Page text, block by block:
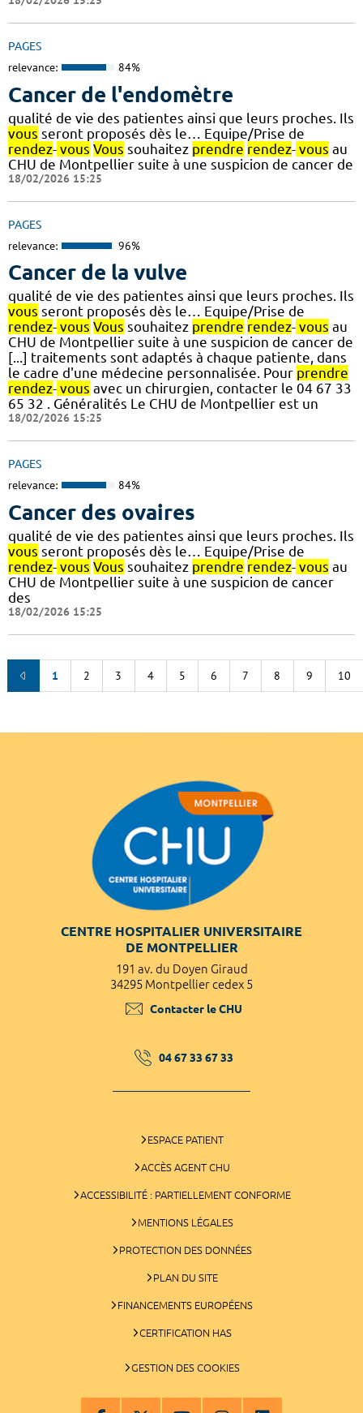
PAGES
relevance: 84%
Cancer de l'endomètre
qualité de vie des patientes ainsi que leurs proches. Ils
vous seront proposés dès le… Equipe/Prise de
rendez- vous Vous souhaitez prendre rendez- vous au
CHU de Montpellier suite à une suspicion de cancer de
18/02/2026 15:25
PAGES
relevance: 96%
Cancer de la vulve
qualité de vie des patientes ainsi que leurs proches. Ils
vous seront proposés dès le… Equipe/Prise de
rendez- vous Vous souhaitez prendre rendez- vous au
CHU de Montpellier suite à une suspicion de cancer de
[...] traitements sont adaptés à chaque patiente, dans
le cadre d'une médecine personnalisée. Pour prendre
rendez- vous avec un chirurgien, contacter le 04 67 33
65 32 . Généralités Le CHU de Montpellier est un
18/02/2026 15:25
PAGES
relevance: 84%
Cancer des ovaires
qualité de vie des patientes ainsi que leurs proches. Ils
vous seront proposés dès le… Equipe/Prise de
rendez- vous Vous souhaitez prendre rendez- vous au
CHU de Montpellier suite à une suspicion de cancer
des
18/02/2026 15:25
1 2 3 4 5 6 7 8 9 10
CENTRE HOSPITALIER UNIVERSITAIRE
DE MONTPELLIER
191 av. du Doyen Giraud
34295 Montpellier cedex 5
Contacter le CHU
04 67 33 67 33
ESPACE PATIENT
ACCÈS AGENT CHU
ACCESSIBILITÉ : PARTIELLEMENT CONFORME
MENTIONS LÉGALES
PROTECTION DES DONNÉES
PLAN DU SITE
FINANCEMENTS EUROPÉENS
CERTIFICATION HAS
GESTION DES COOKIES